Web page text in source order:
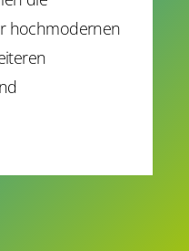
hochmodernen